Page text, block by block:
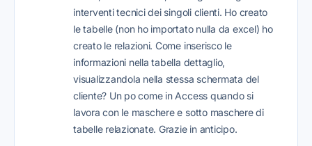
interventi tecnici dei singoli clienti. Ho creato
le tabelle (non ho importato nulla da excel) ho
creato le relazioni. Come inserisco le
informazioni nella tabella dettaglio,
visualizzandola nella stessa schermata del
cliente? Un po come in Access quando si
lavora con le maschere e sotto maschere di
tabelle relazionate. Grazie in anticipo.